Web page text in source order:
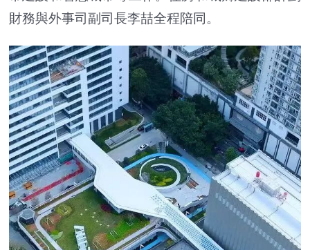
財務與外事司副司長李喆全程陪同。